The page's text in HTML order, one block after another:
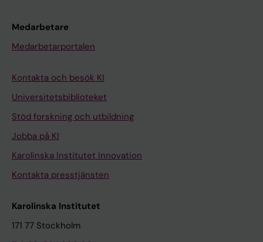
Medarbetare
Medarbetarportalen
Kontakta och besök KI
Universitetsbiblioteket
Stöd forskning och utbildning
Jobba på KI
Karolinska Institutet Innovation
Kontakta presstjänsten
Karolinska Institutet
171 77 Stockholm